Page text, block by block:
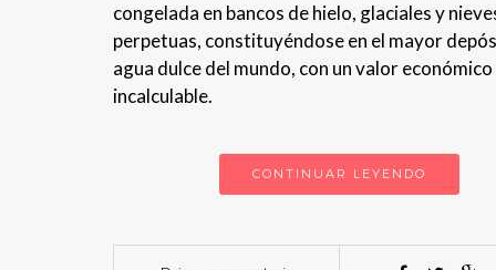
congelada en bancos de hielo, glaciales y
perpetuas, constituyéndose en el mayor
agua dulce del mundo, con un valor
incalculable.
CONTINUAR LEYENDO